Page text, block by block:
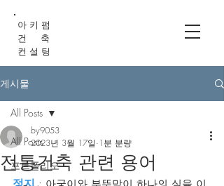
아 키 펌
건 축
컨 설 팅
게시물
All Posts
포트폴리오
All Posts
전통건축 관련 용어
by9053
2023년 3월 17일 1분 분량